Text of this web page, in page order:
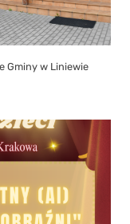
Gminy w Liniewie